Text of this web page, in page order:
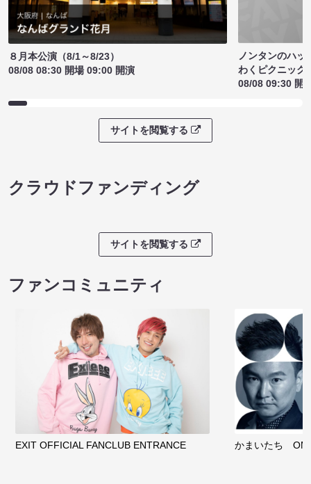
８月本公演（8/1～8/23）
08/08 08:30 開場 09:00 開演
ノンタンのハッ
わくピクニック
08/08 09:30 開
サイトを閲覧する
クラウドファンディング
サイトを閲覧する
ファンコミュニティ
EXIT OFFICIAL FANCLUB ENTRANCE かまいたち